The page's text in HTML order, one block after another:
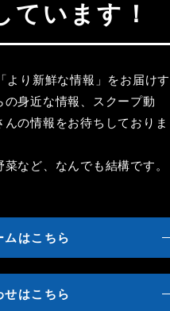
ています！
より新鮮な情報」をお届けす
身近な情報、スクープ動
の情報をお待ちしておりま
など、なんでも結構です。
ムはこちら
せはこちら